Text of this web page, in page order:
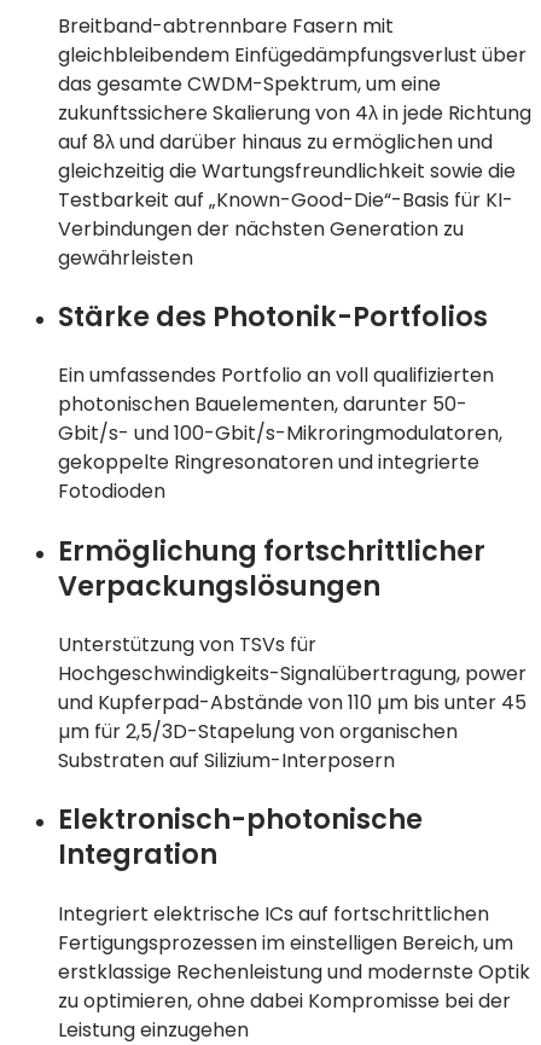
CPO-
Lösung
vor
Breitband-abtrennbare Fasern mit
gleichbleibendem Einfügedämpfungsverlust über
das gesamte CWDM-Spektrum, um eine
zukunftssichere Skalierung von 4λ in jede Richtung
auf 8λ und darüber hinaus zu ermöglichen und
gleichzeitig die Wartungsfreundlichkeit sowie die
Testbarkeit auf „Known-Good-Die“-Basis für KI-
Verbindungen der nächsten Generation zu
gewährleisten
Stärke des Photonik-Portfolios
Ein umfassendes Portfolio an voll qualifizierten
photonischen Bauelementen, darunter 50-
Gbit/s- und 100-Gbit/s-Mikroringmodulatoren,
gekoppelte Ringresonatoren und integrierte
Fotodioden
Ermöglichung fortschrittlicher
Verpackungslösungen
Unterstützung von TSVs für
Hochgeschwindigkeits-Signalübertragung, power
und Kupferpad-Abstände von 110 µm bis unter 45
µm für 2,5/3D-Stapelung von organischen
Substraten auf Silizium-Interposern
Elektronisch-photonische
Integration
Integriert elektrische ICs auf fortschrittlichen
Fertigungsprozessen im einstelligen Bereich, um
erstklassige Rechenleistung und modernste Optik
zu optimieren, ohne dabei Kompromisse bei der
Leistung einzugehen